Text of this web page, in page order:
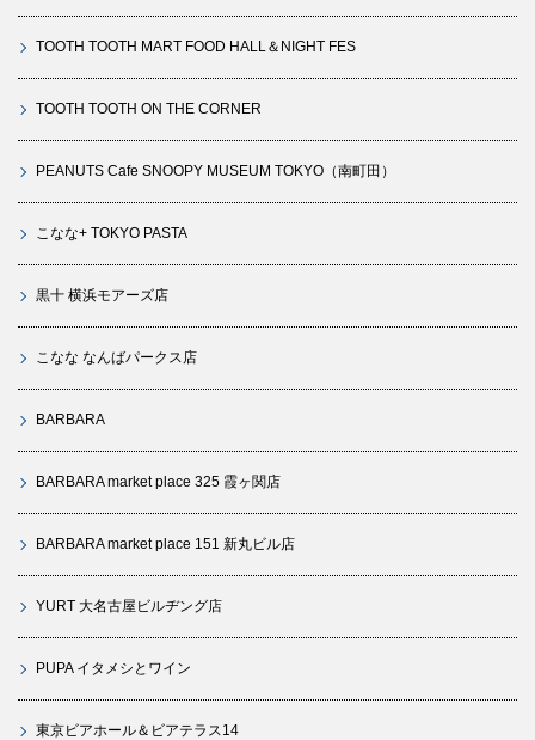
TOOTH TOOTH MART FOOD HALL＆NIGHT FES
TOOTH TOOTH ON THE CORNER
PEANUTS Cafe SNOOPY MUSEUM TOKYO（南町田）
こなな+ TOKYO PASTA
黒十 横浜モアーズ店
こなな なんばパークス店
BARBARA
BARBARA market place 325 霞ヶ関店
BARBARA market place 151 新丸ビル店
YURT 大名古屋ビルヂング店
PUPA イタメシとワイン
東京ビアホール＆ビアテラス14